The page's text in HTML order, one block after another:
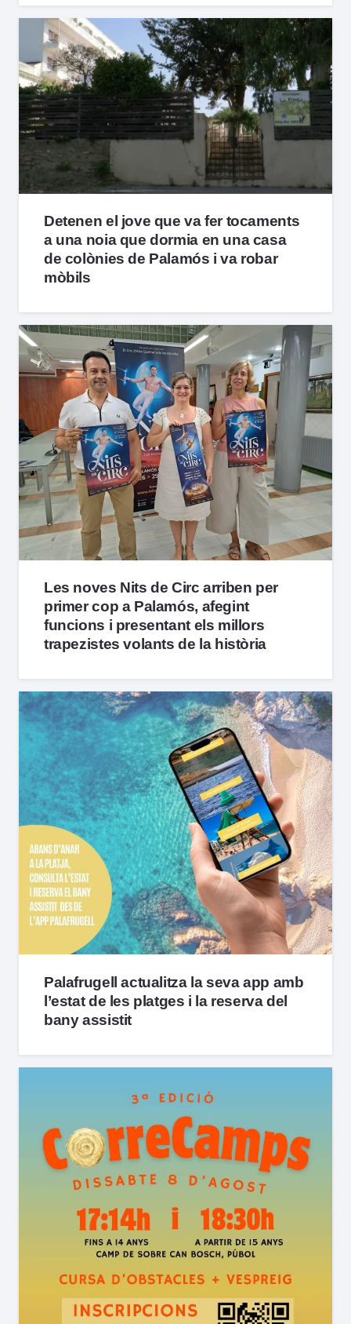
Detenen el jove que va fer tocaments
a una noia que dormia en una casa
de colònies de Palamós i va robar
mòbils
Les noves Nits de Circ arriben per
primer cop a Palamós, afegint
funcions i presentant els millors
trapezistes volants de la història
Palafrugell actualitza la seva app amb
l’estat de les platges i la reserva del
bany assistit